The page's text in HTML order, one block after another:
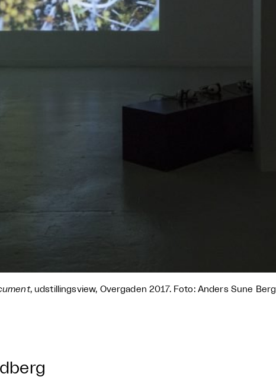
, udstillingsview, Overgaden 2017. Foto: Anders Sune Berg